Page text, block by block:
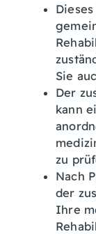
Sie
Der
kann
zu
Nach
der
Ihre